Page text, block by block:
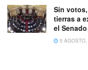
Sin
tierras a
el Senado
5